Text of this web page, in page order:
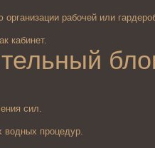
рабочей или
кабинет.
сил.
водных процедур.